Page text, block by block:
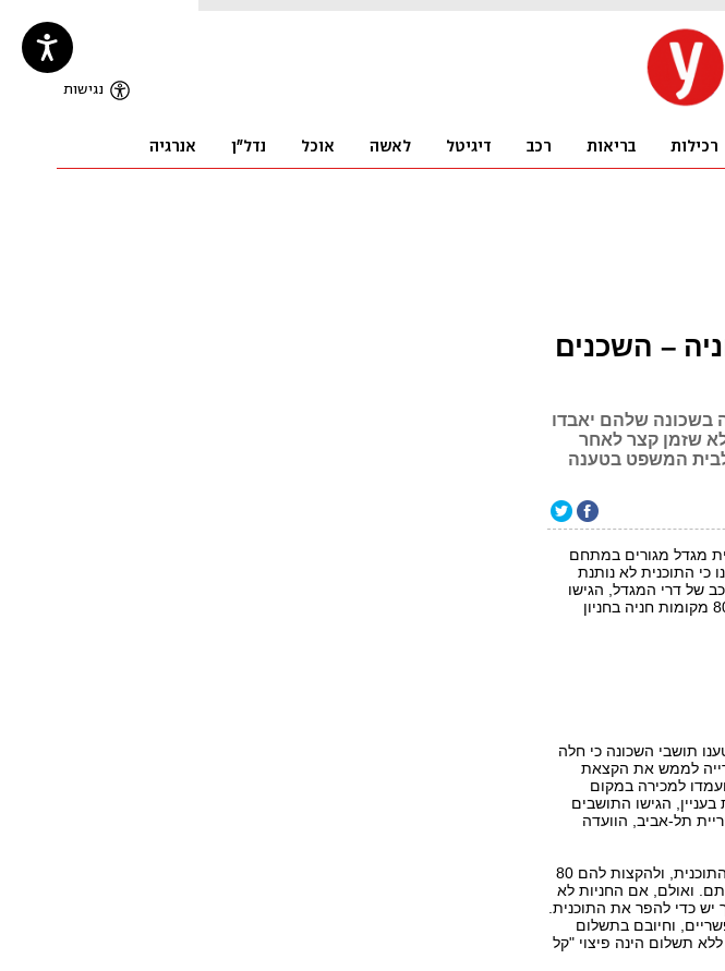
– השכנים
בשכונה שלהם יאבדו
המגדל. אלא שזמן קצר לאחר
לבית המשפט בטענה
פורסמה תוכנית מתאר מספר 2769 לבניית מגדל מגורים במתחם
כי התוכנית לא נותנת
של דרי המגדל, הגישו
התנגדות לתוכנית - וזו התקבלה. לבסוף הוחלט כי יוקצו 80 מקומות חניה בחניון
טענו תושבי השכונה כי חלה
לממש את הקצאת
למכירה במקום
הגישו התושבים
תל-אביב, הוועדה
התושבים טענו כי על העירייה ליישם מיידית את הוראות התוכנית, ולהקצות להם 80
ואולם, אם החניות לא
יש כדי להפר את התוכנית.
וחיובם בתשלום
תשלום הינה פיצוי "קל